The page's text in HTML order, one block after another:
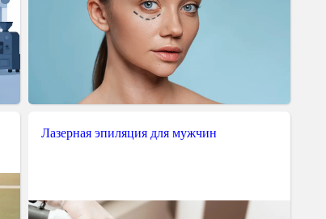
Лазерная эпиляция для мужчин